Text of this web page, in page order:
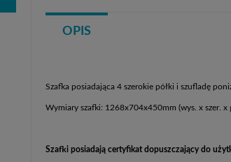
OPIS
Szafka posiadająca 4 szerokie półki i szufladę
Wymiary szafki: 1268x704x450mm (wys. x szer. x
Szafki posiadają certyfikat dopuszczający do